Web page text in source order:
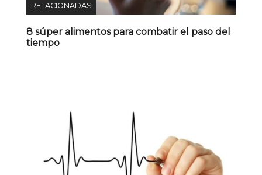
RELACIONADAS
8 súper alimentos para combatir el paso del
tiempo